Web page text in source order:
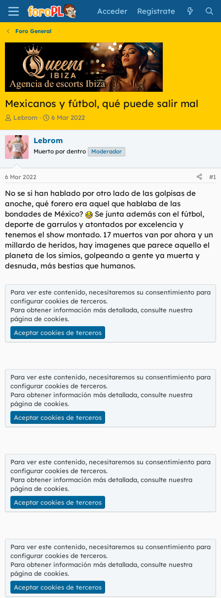
Acceder Regístrate
Foro General
Mexicanos y fútbol, qué puede salir mal
I
i
c
i
a
d
o
d
e
l
t
e
m
a
Lebrom
F
h
a
e
i
c
i
o
6 Mar 2022
Lebrom
Muerto por dentro Moderador
6 Mar 2022 #1
No se si han hablado por otro lado de las golpisas de
anoche, qué forero era aquel que hablaba de las
bondades de México?
Se junta además con el fútbol,
deporte de garrulos y atontados por excelencia y
tenemos el show montado. 17 muertos van por ahora y un
millardo de heridos, hay imagenes que parece aquello el
planeta de los simios, golpeando a gente ya muerta y
desnuda, más bestias que humanos.
Para ver este contenido, necesitaremos su consentimiento para
configurar cookies de terceros.
Para obtener información más detallada, consulte nuestra
página de cookies.
Aceptar cookies de terceros
Para ver este contenido, necesitaremos su consentimiento para
configurar cookies de terceros.
Para obtener información más detallada, consulte nuestra
página de cookies.
Aceptar cookies de terceros
Para ver este contenido, necesitaremos su consentimiento para
configurar cookies de terceros.
Para obtener información más detallada, consulte nuestra
página de cookies.
Aceptar cookies de terceros
Para ver este contenido, necesitaremos su consentimiento para
configurar cookies de terceros.
Para obtener información más detallada, consulte nuestra
página de cookies.
Aceptar cookies de terceros